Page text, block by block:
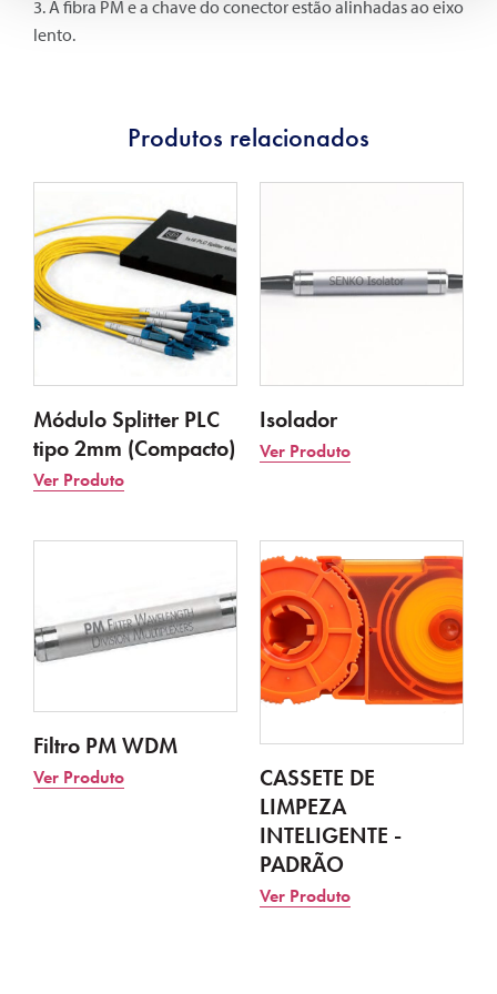
3. A fibra PM e a chave do conector estão alinhadas ao eixo
lento.
Produtos relacionados
Módulo Splitter PLC
tipo 2mm (Compacto)
Ver Produto
Isolador
Ver Produto
Filtro PM WDM
Ver Produto
CASSETE DE
LIMPEZA
INTELIGENTE -
PADRÃO
Ver Produto